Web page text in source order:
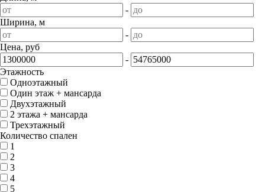
-
Ширина, м
-
Цена, руб
-
Этажность
Одноэтажный
Один этаж + мансарда
Двухэтажный
2 этажа + мансарда
Трехэтажный
Количество спален
1
2
3
4
5